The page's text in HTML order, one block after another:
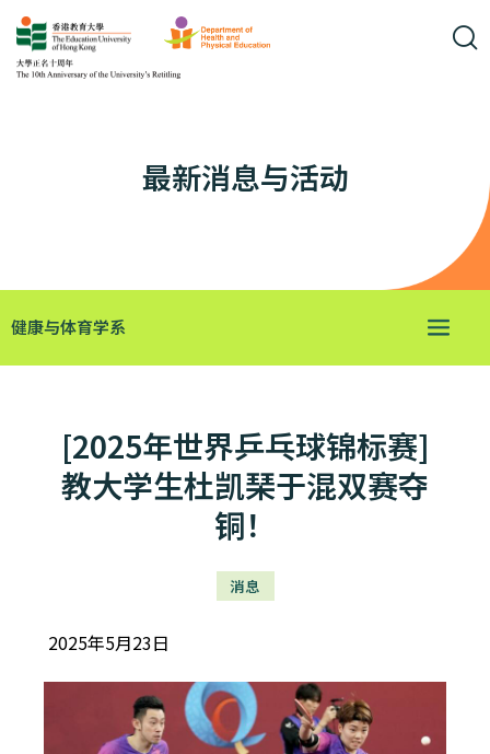
最新消息与活动
健康与体育学系
[2025年世界乒乓球锦标赛]
教大学生杜凯琹于混双赛夺
铜！
消息
2025年5月23日